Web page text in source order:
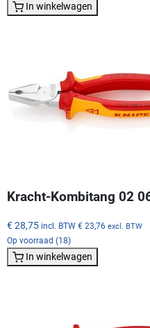
In winkelwagen
Kracht-Kombitang 02
€ 28,75 incl. BTW € 23,76 excl. BTW
Op voorraad (18)
In winkelwagen